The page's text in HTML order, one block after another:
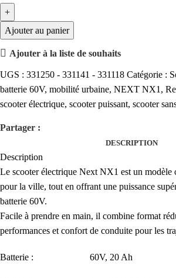
Ajouter au panier
Ajouter à la liste de souhaits
UGS : 331250 - 331141 - 331118 Catégorie :
batterie 60V, mobilité urbaine, NEXT NX1 ,
scooter électrique, scooter puissant, scooter
Partager :
DESCRIPTION
Description
Le scooter électrique Next NX1 est un modèle
pour la ville, tout en offrant une puissance
batterie 60V.
Facile à prendre en main, il combine format
performances et confort de conduite pour les
Batterie : 60V, 20 Ah